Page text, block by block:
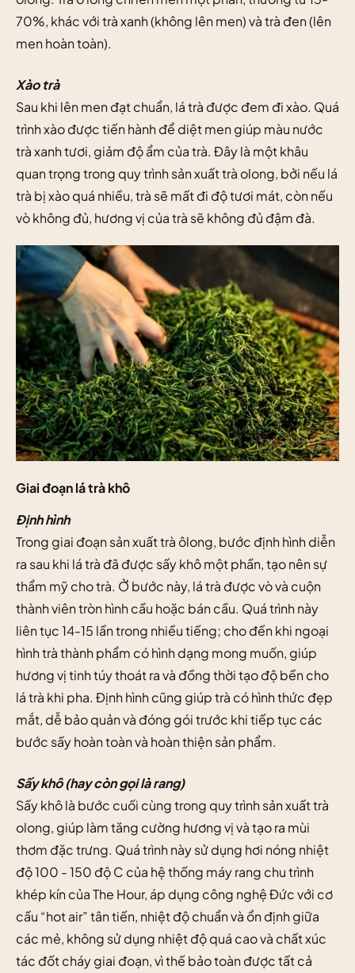
70%, khác với trà xanh (không lên men) và trà đen (lên
men hoàn toàn).
Xào trà
Sau khi lên men đạt chuẩn, lá trà được đem đi xào. Quá
trình xào được tiến hành để diệt men giúp màu nước
trà xanh tươi, giảm độ ẩm của trà. Đây là một khâu
quan trọng trong quy trình sản xuất trà olong, bởi nếu lá
trà bị xào quá nhiều, trà sẽ mất đi độ tươi mát, còn nếu
vò không đủ, hương vị của trà sẽ không đủ đậm đà.
Giai đoạn lá trà khô
Định hình
Trong giai đoạn sản xuất trà ôlong, bước định hình diễn
ra sau khi lá trà đã được sấy khô một phần, tạo nên sự
thẩm mỹ cho trà. Ở bước này, lá trà được vò và cuộn
thành viên tròn hình cầu hoặc bán cầu. Quá trình này
liên tục 14-15 lần trong nhiều tiếng; cho đến khi ngoại
hình trà thành phẩm có hình dạng mong muốn, giúp
hương vị tinh túy thoát ra và đồng thời tạo độ bền cho
lá trà khi pha. Định hình cũng giúp trà có hình thức đẹp
mắt, dễ bảo quản và đóng gói trước khi tiếp tục các
bước sấy hoàn toàn và hoàn thiện sản phẩm.
Sấy khô (hay còn gọi là rang)
Sấy khô là bước cuối cùng trong quy trình sản xuất trà
olong, giúp làm tăng cường hương vị và tạo ra mùi
thơm đặc trưng. Quá trình này sử dụng hơi nóng nhiệt
độ 100 - 150 độ C của hệ thống máy rang chu trình
khép kín của The Hour, áp dụng công nghệ Đức với cơ
cấu “hot air” tân tiến, nhiệt độ chuẩn và ổn định giữa
các mẻ, không sử dụng nhiệt độ quá cao và chất xúc
tác đốt cháy giai đoạn, vì thế bảo toàn được tất cả